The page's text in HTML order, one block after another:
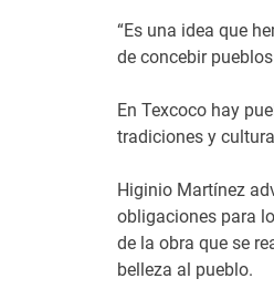
“Es una idea que
de concebir
En Texcoco hay
tradiciones y
Higinio Martínez
obligaciones para
de la obra que se
belleza al pueblo.